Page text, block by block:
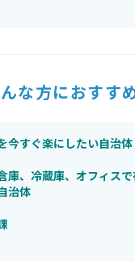
な方におすす
今すぐ楽にしたい自治体
庫、冷蔵庫、オフィス
治体